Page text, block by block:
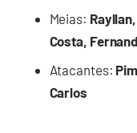
Meias:
Costa,
Atacantes:
Carlos